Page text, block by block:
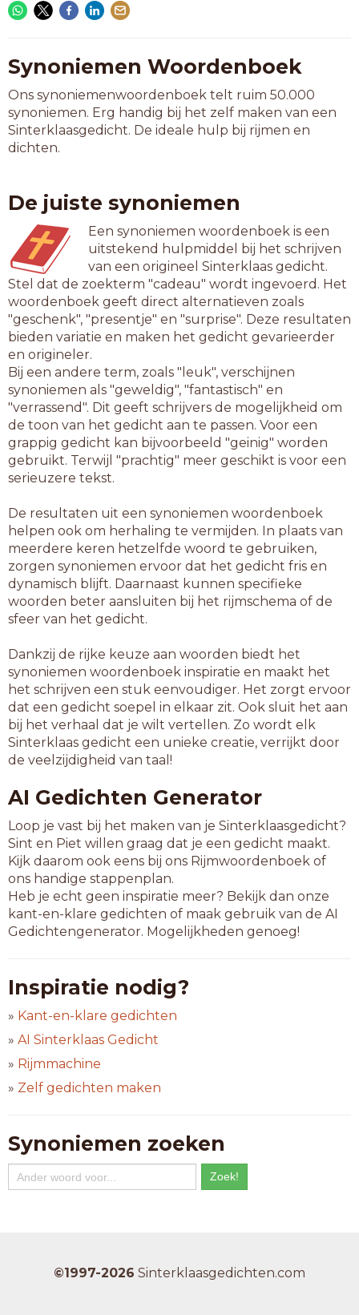
Synoniemen Woordenboek
Ons synoniemenwoordenboek telt ruim 50.000
synoniemen. Erg handig bij het zelf maken van een
Sinterklaasgedicht. De ideale hulp bij rijmen en
dichten.
De juiste synoniemen
Een synoniemen woordenboek is een
uitstekend hulpmiddel bij het schrijven
van een origineel Sinterklaas gedicht.
Stel dat de zoekterm "cadeau" wordt ingevoerd. Het
woordenboek geeft direct alternatieven zoals
"geschenk", "presentje" en "surprise". Deze resultaten
bieden variatie en maken het gedicht gevarieerder
en origineler.
Bij een andere term, zoals "leuk", verschijnen
synoniemen als "geweldig", "fantastisch" en
"verrassend". Dit geeft schrijvers de mogelijkheid om
de toon van het gedicht aan te passen. Voor een
grappig gedicht kan bijvoorbeeld "geinig" worden
gebruikt. Terwijl "prachtig" meer geschikt is voor een
serieuzere tekst.
De resultaten uit een synoniemen woordenboek
helpen ook om herhaling te vermijden. In plaats van
meerdere keren hetzelfde woord te gebruiken,
zorgen synoniemen ervoor dat het gedicht fris en
dynamisch blijft. Daarnaast kunnen specifieke
woorden beter aansluiten bij het rijmschema of de
sfeer van het gedicht.
Dankzij de rijke keuze aan woorden biedt het
synoniemen woordenboek inspiratie en maakt het
het schrijven een stuk eenvoudiger. Het zorgt ervoor
dat een gedicht soepel in elkaar zit. Ook sluit het aan
bij het verhaal dat je wilt vertellen. Zo wordt elk
Sinterklaas gedicht een unieke creatie, verrijkt door
de veelzijdigheid van taal!
AI Gedichten Generator
Loop je vast bij het maken van je Sinterklaasgedicht?
Sint en Piet willen graag dat je een gedicht maakt.
Kijk daarom ook eens bij ons Rijmwoordenboek of
ons handige stappenplan.
Heb je echt geen inspiratie meer? Bekijk dan onze
kant-en-klare gedichten of maak gebruik van de AI
Gedichtengenerator. Mogelijkheden genoeg!
Inspiratie nodig?
» Kant-en-klare gedichten
» AI Sinterklaas Gedicht
» Rijmmachine
» Zelf gedichten maken
Synoniemen zoeken
©1997-2026 Sinterklaasgedichten.com